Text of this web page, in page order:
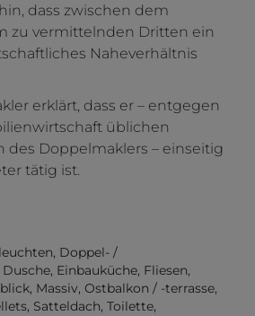
dass zwischen dem
zu vermittelnden Dritten ein
Naheverhältnis
erklärt, dass er – entgegen
üblichen
des Doppelmaklers – einseitig
tätig ist.
Doppel- /
Dusche Einbauküche Fliesen
Massiv Ostbalkon / -terrasse
Satteldach Toilette